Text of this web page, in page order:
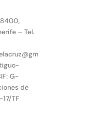
– Tel.
G-
de
TF